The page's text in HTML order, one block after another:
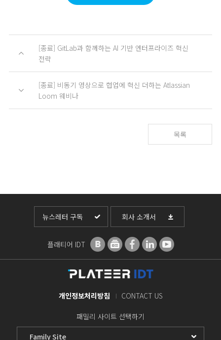
[종료] GitLab과 함께하는 AI 기반 엔터프라이즈 혁신
전략
[종료] 비동기 영상으로 협업에 혁신 더하는 Atlassian
Loom 웨비나
목록
뉴스레터 구독 회사 소개서
플래티어 IDT
개인정보처리방침 CONTACT US
패밀리 사이트 선택하기